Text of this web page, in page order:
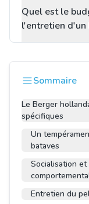
Quel est le
l'entretien d'un
Sommaire
Le Berger
spécifiques
Un
bataves
Socialisation
Entretien du